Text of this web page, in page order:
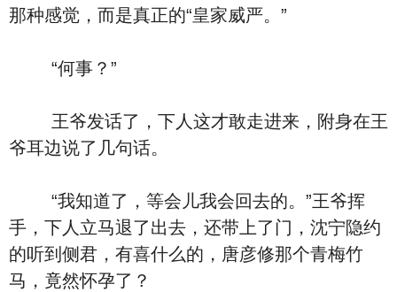
那种感觉，而是真正的“皇家威严。”
“何事？”
王爷发话了，下人这才敢走进来，附身在王
爷耳边说了几句话。
“我知道了，等会儿我会回去的。”王爷挥
手，下人立马退了出去，还带上了门，沈宁隐约
的听到侧君，有喜什么的，唐彦修那个青梅竹
马，竟然怀孕了？